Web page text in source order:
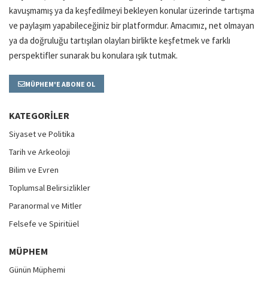
kavuşmamış ya da keşfedilmeyi bekleyen konular üzerinde tartışma
ve paylaşım yapabileceğiniz bir platformdur. Amacımız, net olmayan
ya da doğruluğu tartışılan olayları birlikte keşfetmek ve farklı
perspektifler sunarak bu konulara ışık tutmak.
MÜPHEM'E ABONE OL
KATEGORILER
Siyaset ve Politika
Tarih ve Arkeoloji
Bilim ve Evren
Toplumsal Belirsizlikler
Paranormal ve Mitler
Felsefe ve Spiritüel
MÜPHEM
Günün Müphemi